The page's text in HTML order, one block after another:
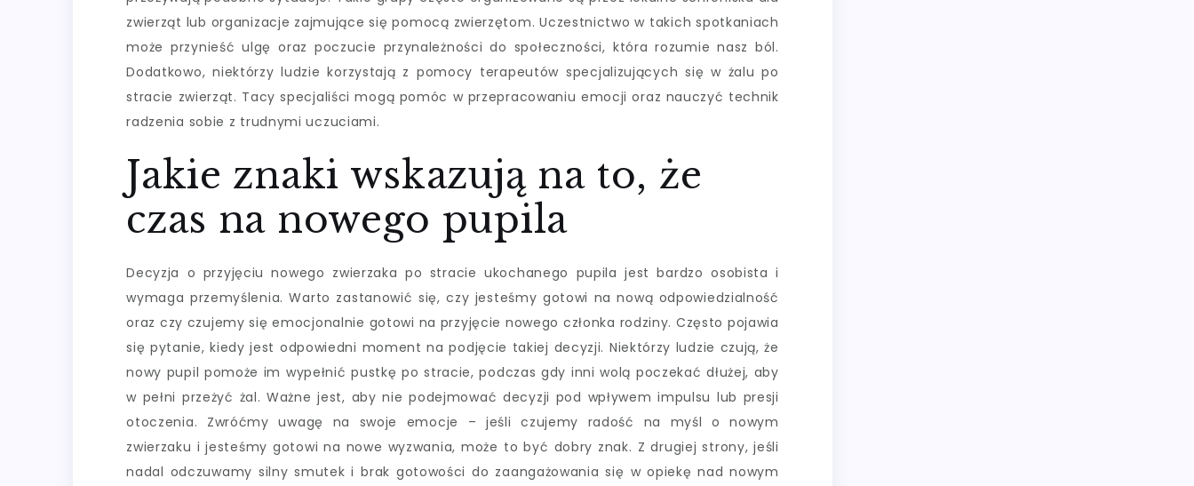
zwierząt lub organizacje zajmujące się pomocą zwierzętom. Uczestnictwo w takich spotkaniach
może przynieść ulgę oraz poczucie przynależności do społeczności, która rozumie nasz ból.
Dodatkowo, niektórzy ludzie korzystają z pomocy terapeutów specjalizujących się w żalu po
stracie zwierząt. Tacy specjaliści mogą pomóc w przepracowaniu emocji oraz nauczyć technik
radzenia sobie z trudnymi uczuciami.
Jakie znaki wskazują na to, że
czas na nowego pupila
Decyzja o przyjęciu nowego zwierzaka po stracie ukochanego pupila jest bardzo osobista i
wymaga przemyślenia. Warto zastanowić się, czy jesteśmy gotowi na nową odpowiedzialność
oraz czy czujemy się emocjonalnie gotowi na przyjęcie nowego członka rodziny. Często pojawia
się pytanie, kiedy jest odpowiedni moment na podjęcie takiej decyzji. Niektórzy ludzie czują, że
nowy pupil pomoże im wypełnić pustkę po stracie, podczas gdy inni wolą poczekać dłużej, aby
w pełni przeżyć żal. Ważne jest, aby nie podejmować decyzji pod wpływem impulsu lub presji
otoczenia. Zwróćmy uwagę na swoje emocje – jeśli czujemy radość na myśl o nowym
zwierzaku i jesteśmy gotowi na nowe wyzwania, może to być dobry znak. Z drugiej strony, jeśli
nadal odczuwamy silny smutek i brak gotowości do zaangażowania się w opiekę nad nowym